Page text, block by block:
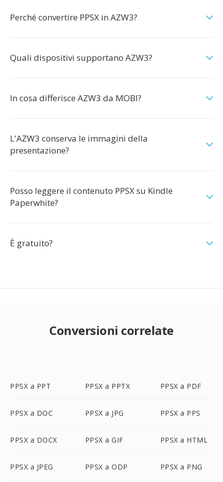
Perché convertire PPSX in AZW3?
Quali dispositivi supportano AZW3?
In cosa differisce AZW3 da MOBI?
L'AZW3 conserva le immagini della
presentazione?
Posso leggere il contenuto PPSX su Kindle
Paperwhite?
È gratuito?
Conversioni correlate
PPSX a PPT PPSX a PPTX PPSX a PDF
PPSX a DOC PPSX a JPG PPSX a PPS
PPSX a DOCX PPSX a GIF PPSX a HTML
PPSX a JPEG PPSX a ODP PPSX a PNG